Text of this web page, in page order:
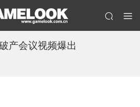
产会议视频爆出